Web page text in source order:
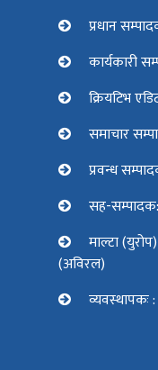
प्रधान
कार्यकारी
क्रियटिभ
समाचार
प्रवन्ध
सह-
माल्टा
(अविरल)
व्यवस्थापकः